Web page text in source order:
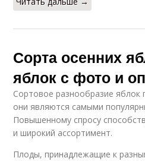
Сорта осенних
яблок с фото и
Сортовое разнообразие яблок
они являются самыми
Повышенному спросу
и широкий ассортимент.
Плоды, принадлежащие к